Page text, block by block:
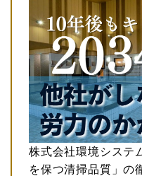
株式会社環境システ
を保つ清掃品質」の